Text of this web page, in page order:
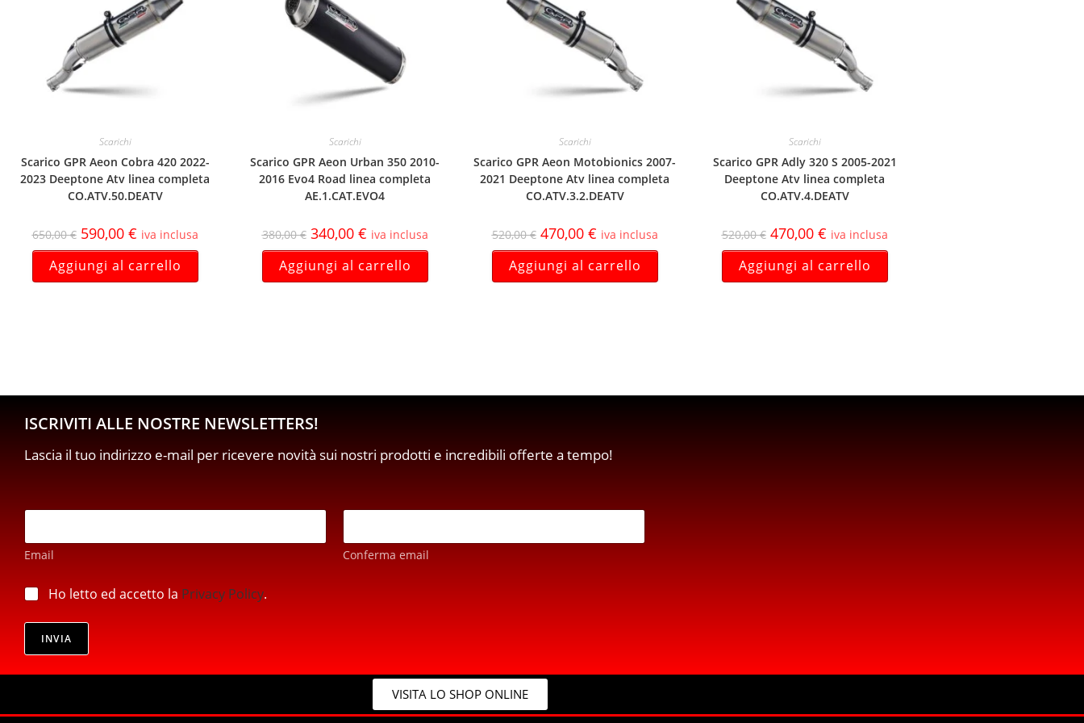
Scarichi
Scarico GPR Aeon Cobra 420 2022-
2023 Deeptone Atv linea completa
CO.ATV.50.DEATV
650,00€ 590,00 € iva inclusa
Aggiungi al carrello
Scarichi
Scarico GPR Aeon Urban 350 2010-
2016 Evo4 Road linea completa
AE.1.CAT.EVO4
380,00€ 340,00 € iva inclusa
Aggiungi al carrello
Scarichi
Scarico GPR Aeon Motobionics 2007-
2021 Deeptone Atv linea completa
CO.ATV.3.2.DEATV
520,00€ 470,00 € iva inclusa
Aggiungi al carrello
Scarichi
Scarico GPR Adly 320 S 2005-2021
Deeptone Atv linea completa
CO.ATV.4.DEATV
520,00€ 470,00 € iva inclusa
Aggiungi al carrello
ISCRIVITI ALLE NOSTRE NEWSLETTERS!
Lascia il tuo indirizzo e-mail per ricevere novità sui nostri prodotti e incredibili offerte a tempo!
E
a
i
*
Email Conferma email
m
i
*
*
p
i
a
Ho letto ed accetto la Privacy Policy.
INVIA
VISITA LO SHOP ONLINE